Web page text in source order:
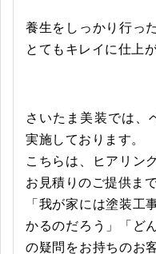
養生をしっかり行っ
とてもキレイに仕上
さいたま美装では、
実施しております。
こちらは、ヒアリン
お見積りのご提供ま
「我が家には塗装工
かるのだろう」「ど
の疑問をお持ちのお